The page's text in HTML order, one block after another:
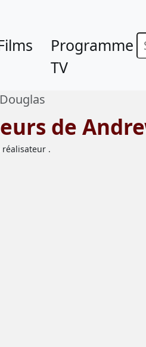
Programme
TV
de
.